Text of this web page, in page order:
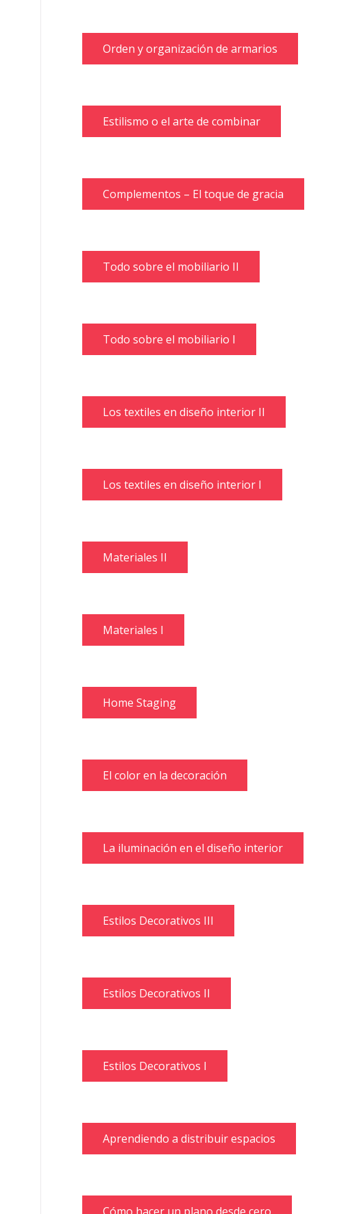
Orden y organización de armarios
Estilismo o el arte de combinar
Complementos – El toque de gracia
Todo sobre el mobiliario II
Todo sobre el mobiliario I
Los textiles en diseño interior II
Los textiles en diseño interior I
Materiales II
Materiales I
Home Staging
El color en la decoración
La iluminación en el diseño interior
Estilos Decorativos III
Estilos Decorativos II
Estilos Decorativos I
Aprendiendo a distribuir espacios